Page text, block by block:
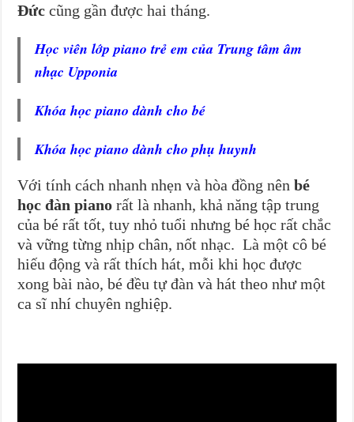
Đức cũng gần được hai tháng.
Học viên lớp piano trẻ em của Trung tâm âm
nhạc Upponia
Khóa học piano dành cho bé
Khóa học piano dành cho phụ huynh
Với tính cách nhanh nhẹn và hòa đồng nênbé
học đàn piano rất là nhanh, khả năng tập trung
của bé rất tốt, tuy nhỏ tuổi nhưng bé học rất chắc
và vững từng nhịp chân, nốt nhạc. Là một cô bé
hiếu động và rất thích hát, mỗi khi học được
xong bài nào, bé đều tự đàn và hát theo như một
ca sĩ nhí chuyên nghiệp.